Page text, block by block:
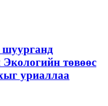
төвөөс
уриаллаа